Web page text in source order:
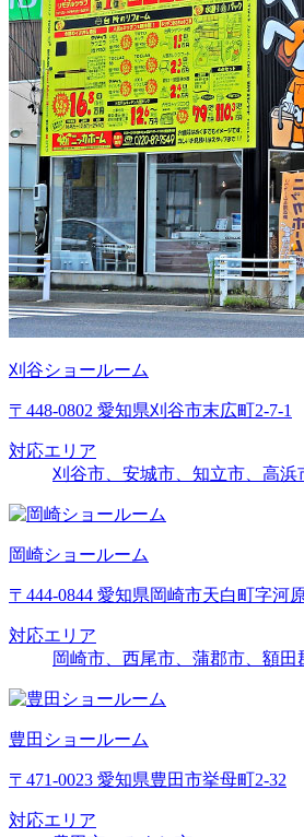
刈谷ショールーム
〒448-0802 愛知県刈谷市末広町2-7-1
対応エリア
刈谷市、安城市、知立市、高浜
岡崎ショールーム
〒444-0844 愛知県岡崎市天白町字河
対応エリア
岡崎市、西尾市、蒲郡市、額田
豊田ショールーム
〒471-0023 愛知県豊田市挙母町2-32
対応エリア